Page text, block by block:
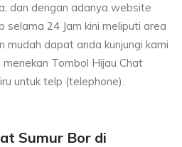
dan dengan adanya website
24 Jam kini meliputi area
mudah dapat anda kunjungi kami
Tombol Hijau Chat
untuk telp (telephone).
Sumur Bor di